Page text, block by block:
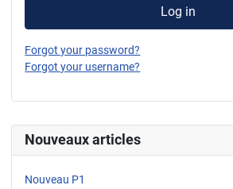
Nouveaux articles
Nouveau P1
Log in
Forgot your password?
Forgot your username?